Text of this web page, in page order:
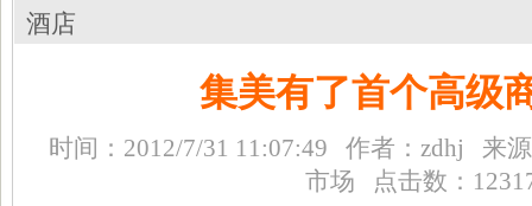
酒店
集美有了首个高级
时间：2012/7/31 11:07:49 作者：zdhj 来
市场 点击数：